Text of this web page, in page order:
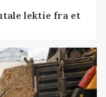
lektie fra et